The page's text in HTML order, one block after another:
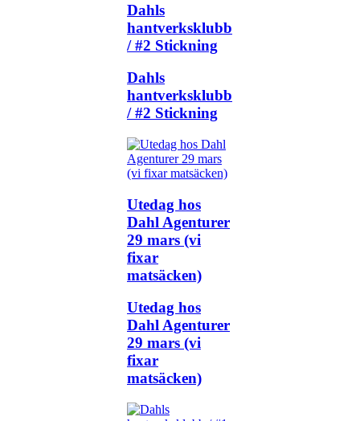
Dahls
hantverksklubb
/ #2 Stickning
Dahls
hantverksklubb
/ #2 Stickning
Utedag hos
Dahl Agenturer
29 mars (vi
fixar
matsäcken)
Utedag hos
Dahl Agenturer
29 mars (vi
fixar
matsäcken)